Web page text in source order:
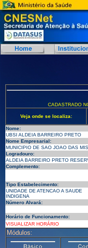
CADASTRADO
Veja onde se localiza:
Nome:
UBSI ALDEIA BARREIRO PRETO
Nome Empresarial:
MUNICIPIO DE SAO JOAO DAS
Logradouro:
ALDEIA BARREIRO PRETO
Complemento:
Tipo Estabelecimento:
UNIDADE DE ATENCAO A SAUDE
INDIGENA
Número Alvará:
Horário de Funcionamento:
VISUALIZAR HORÁRIO
Módulos: